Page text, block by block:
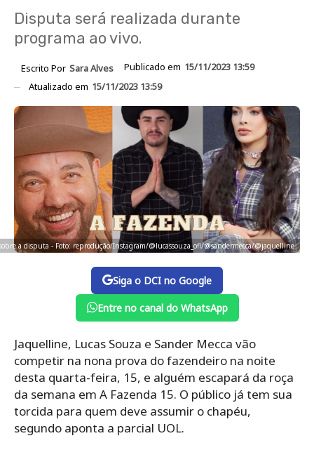
Disputa será realizada durante
programa ao vivo.
Escrito Por Sara Alves Publicado em 15/11/2023 13:59
Atualizado em 15/11/2023 13:59
a disputa - Foto: reprodução/Instagram/@lucassouza_ofl/@sandermecca/@jaquelline
Siga o DCI no Google
Entre no canal do WhatsApp
Jaquelline, Lucas Souza e Sander Mecca vão
competir na nona prova do fazendeiro na noite
desta quarta-feira, 15, e alguém escapará da roça
da semana em A Fazenda 15. O público já tem sua
torcida para quem deve assumir o chapéu,
segundo aponta a parcial UOL.